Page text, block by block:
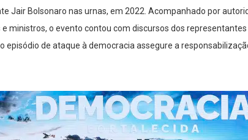
Jair Bolsonaro nas urnas, em 2022. Acompanhado por
ministros, o evento contou com discursos dos
episódio de ataque à democracia assegure a